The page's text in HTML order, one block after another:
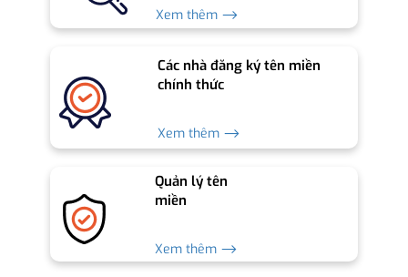
Xem thêm ⟶
Các nhà đăng ký tên miền
chính thức
Xem thêm ⟶
Quản lý tên
miền
Xem thêm ⟶